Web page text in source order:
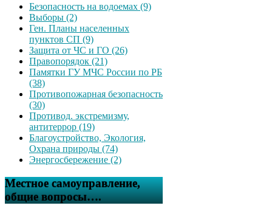
Безопасность на водоемах (9)
Выборы (2)
Ген. Планы населенных
пунктов СП (9)
Защита от ЧС и ГО (26)
Правопорядок (21)
Памятки ГУ МЧС России по РБ
(38)
Противопожарная безопасность
(30)
Противод. экстремизму,
антитеррор (19)
Благоустройство, Экология,
Охрана природы (74)
Энергосбережение (2)
Местное самоуправление,
общие вопросы….